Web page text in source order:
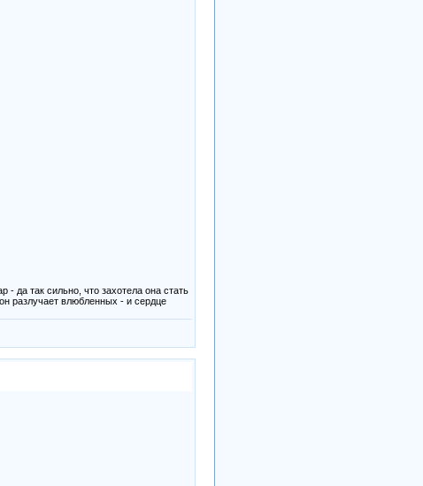
да так сильно, что захотела она стать
разлучает влюбленных - и сердце